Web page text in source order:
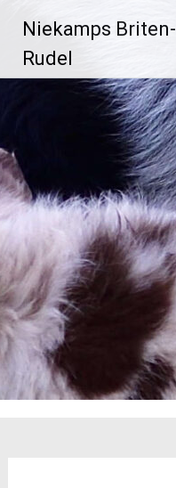
Inhalt
springen
Niekamps Briten-
Rudel